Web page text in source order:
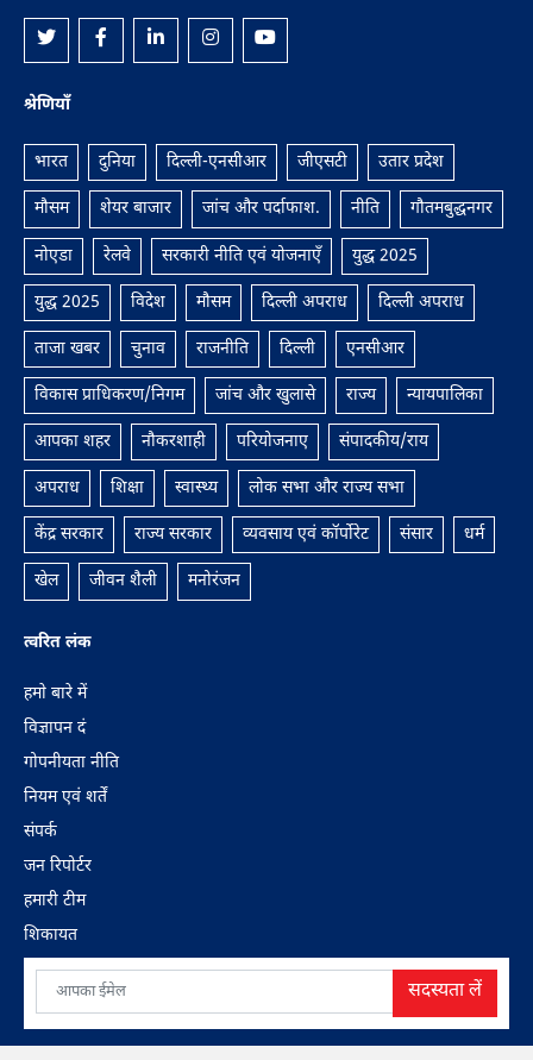
श्रेणियाँ
भारत दुनिया दिल्ली-एनसीआर जीएसटी उतार प्रदेश
मौसम शेयर बाजार जांच और पर्दाफाश. नीति गौतमबुद्धनगर
नोएडा रेलवे सरकारी नीति एवं योजनाएँ युद्ध 2025
युद्ध 2025 विदेश मौसम दिल्ली अपराध दिल्ली अपराध
ताजा खबर चुनाव राजनीति दिल्ली एनसीआर
विकास प्राधिकरण/निगम जांच और खुलासे राज्य न्यायपालिका
आपका शहर नौकरशाही परियोजनाए संपादकीय/राय
अपराध शिक्षा स्वास्थ्य लोक सभा और राज्‍य सभा
केंद्र सरकार राज्य सरकार व्यवसाय एवं कॉर्पोरेट संसार धर्म
खेल जीवन शैली मनोरंजन
त्वरित लंक
हमाे बारे में
विज्ञापन दं
गोपनीयता नीति
नियम एवं शर्तें
संपर्क
जन रिपोर्टर
हमारी टीम
शिकायत
सदस्यता लें